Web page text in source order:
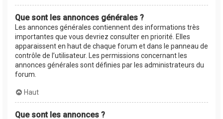
Que sont les annonces générales ?
Les annonces générales contiennent des informations très
importantes que vous devriez consulter en priorité. Elles
apparaissent en haut de chaque forum et dans le panneau de
contrôle de l’utilisateur. Les permissions concernant les
annonces générales sont définies par les administrateurs du
forum.
Haut
Que sont les annonces ?